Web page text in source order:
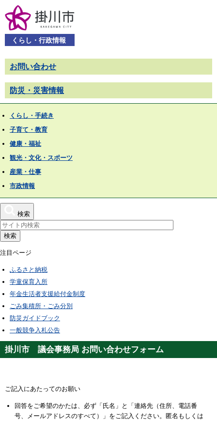
くらし・行政情報
お問い合わせ
防災・災害情報
くらし・手続き
子育て・教育
健康・福祉
観光・文化・スポーツ
産業・仕事
市政情報
検索
検索
注目ページ
ふるさと納税
学童保育入所
年金生活者支援給付金制度
ごみ集積所・ごみ分別
防災ガイドブック
一般競争入札公告
掛川市 議会事務局 お問い合わせフォーム
ご記入にあたってのお願い
回答をご希望のかたは、必ず「氏名」と「連絡先（住所、電話番
号、メールアドレスのすべて）」をご記入ください。匿名もしくは